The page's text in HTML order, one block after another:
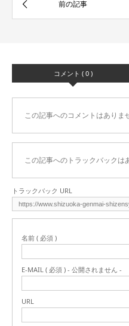
コメント ( 0 )
この記事へのコメントはありま
この記事へのトラックバックは
トラックバック URL
名前 ( 必須 )
E-MAIL ( 必須 ) - 公開されません -
URL